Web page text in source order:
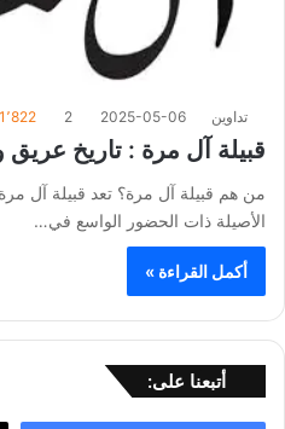
تداوين 2025-05-06
2 1٬822
قبيلة آل مرة : تاريخ
من هم قبيلة آل مرة؟ تعد قبيلة آل
الأصيلة ذات الحضور الواسع في…
أكمل القراءة »
أتبعنا على: